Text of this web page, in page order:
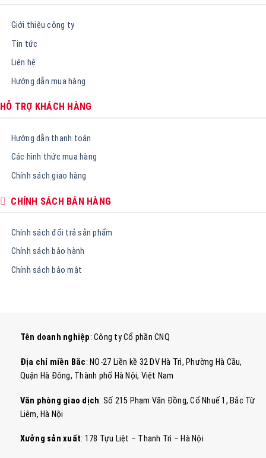
Giới thiệu công ty
Tin tức
Liên hệ
Hướng dẫn mua hàng
HỖ TRỢ KHÁCH HÀNG
Hướng dẫn thanh toán
Các hình thức mua hàng
Chính sách giao hàng
CHÍNH SÁCH BÁN HÀNG
Chính sách đổi trả sản phẩm
Chính sách bảo hành
Chính sách bảo mật
Tên doanh nghiệp: Công ty Cổ phần CNQ
Địa chỉ miền Bắc: NO-27 Liền kề 32 DV Hà Trì, Phường Hà Cầu,
Quận Hà Đông, Thành phố Hà Nội, Việt Nam
Văn phòng giao dịch: Số 215 Phạm Văn Đồng, Cổ Nhuế 1, Bắc Từ
Liêm, Hà Nội
Xưởng sản xuất: 178 Tựu Liệt – Thanh Trì – Hà Nội